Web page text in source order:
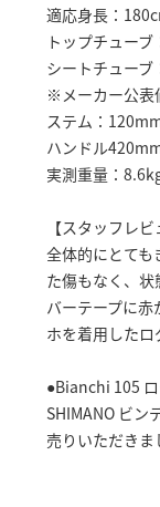
適応身長：
トップチュー
シートチュー
※メーカー公
ステム：
ハンドル
実測重量：
【スタッフレビ
全体的にとても
た傷もなく、状
バーテープに
ホを着用したロ
●Bianchi 105
SHIMANO ビン
売りいただきま